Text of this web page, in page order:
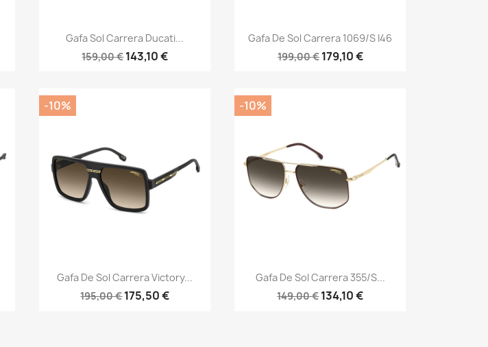
Vista rápida
Gafa Sol Carrera Ducati...
159,00 €143,10 €
Vista rápida
Gafa De Sol Carrera 1069/S I46
199,00 € 179,10 €
Vista rápida
Gafa De Sol Carrera Victory...
195,00 €175,50 €
-10%
Vista rápida
Gafa De Sol Carrera 355/S...
149,00 €134,10 €
-10%